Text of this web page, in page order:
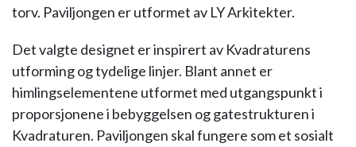
torv. Paviljongen er utformet av LY Arkitekter.
Det valgte designet er inspirert av Kvadraturens
utforming og tydelige linjer. Blant annet er
himlingselementene utformet med utgangspunkt i
proporsjonene i bebyggelsen og gatestrukturen i
Kvadraturen. Paviljongen skal fungere som et sosialt